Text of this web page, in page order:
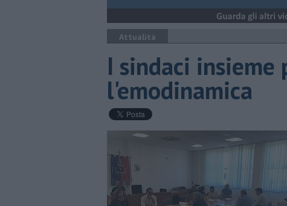
Attualità
I sindaci insieme
l'emodinamica